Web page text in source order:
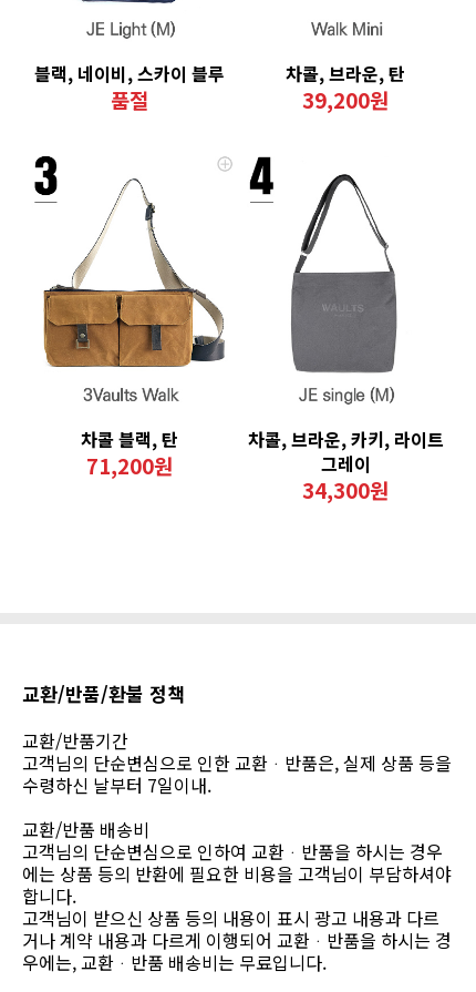
블랙, 네이비, 스카이 블루
품절
차콜, 브라운, 탄
39,200원
차콜 블랙, 탄
71,200원
차콜, 브라운, 카키, 라이트
그레이
34,300원
교환/반품/환불 정책
교환/반품기간
고객님의 단순변심으로 인한 교환ᆞ반품은, 실제 상품 등을
수령하신 날부터 7일이내.
교환/반품 배송비
고객님의 단순변심으로 인하여 교환ᆞ반품을 하시는 경우
에는 상품 등의 반환에 필요한 비용을 고객님이 부담하셔야
합니다.
고객님이 받으신 상품 등의 내용이 표시 광고 내용과 다르
거나 계약 내용과 다르게 이행되어 교환ᆞ반품을 하시는 경
우에는, 교환ᆞ반품 배송비는 무료입니다.